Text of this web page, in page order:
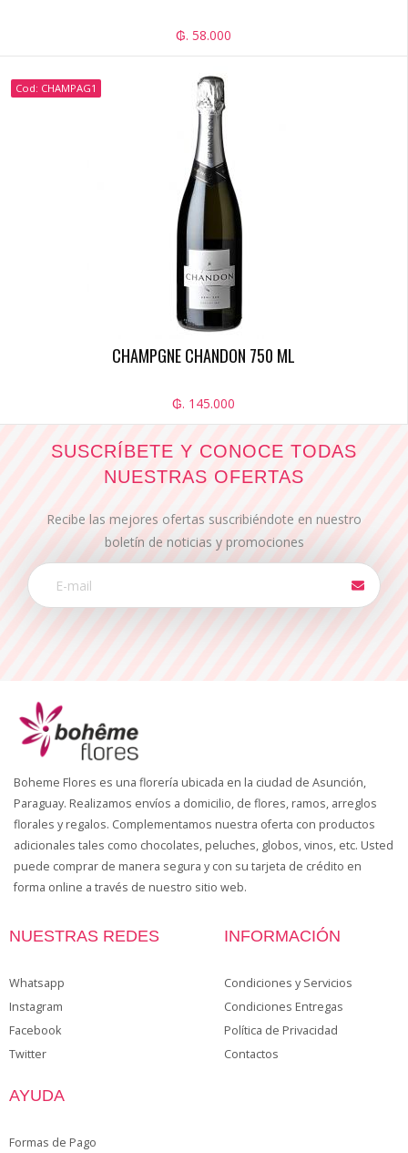
₲. 58.000
Cod: CHAMPAG1
CHAMPGNE CHANDON 750 ML
₲. 145.000
SUSCRÍBETE Y CONOCE TODAS
NUESTRAS OFERTAS
Recibe las mejores ofertas suscribiéndote en nuestro
boletín de noticias y promociones
Boheme Flores es una florería ubicada en la ciudad de Asunción,
Paraguay. Realizamos envíos a domicilio, de flores, ramos, arreglos
florales y regalos. Complementamos nuestra oferta con productos
adicionales tales como chocolates, peluches, globos, vinos, etc. Usted
puede comprar de manera segura y con su tarjeta de crédito en
forma online a través de nuestro sitio web.
NUESTRAS REDES
Whatsapp
Instagram
Facebook
Twitter
INFORMACIÓN
Condiciones y Servicios
Condiciones Entregas
Política de Privacidad
Contactos
AYUDA
Formas de Pago